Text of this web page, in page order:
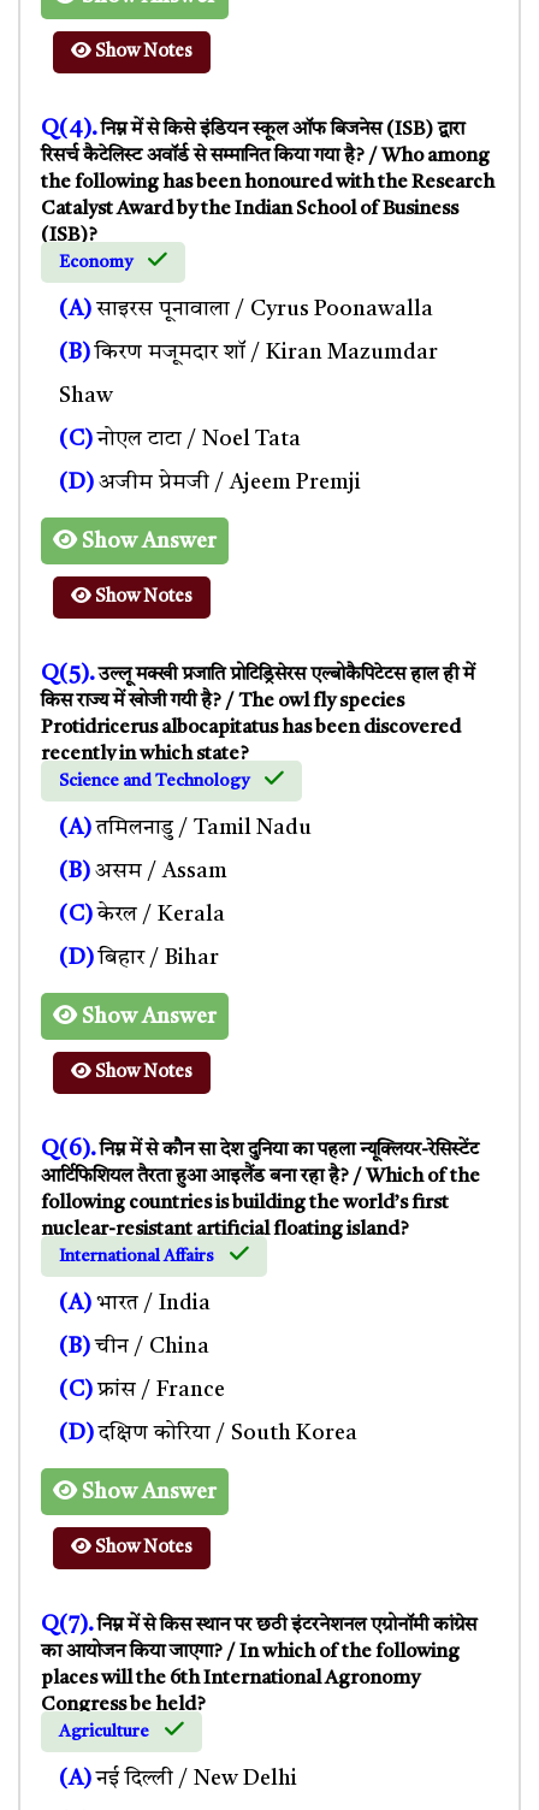
Show Notes
Q(4).निम्न में से किसे इंडियन स्कूल ऑफ बिजनेस (ISB) द्वारा
रिसर्च कैटेलिस्ट अवॉर्ड से सम्मानित किया गया है? / Who among
the following has been honoured with the Research
Catalyst Award by the Indian School of Business
(ISB)?
Economy
(A) साइरस पूनावाला / Cyrus Poonawalla
(B)किरण मजूमदार शॉ / Kiran Mazumdar
Shaw
(C)नोएल टाटा / Noel Tata
(D) अजीम प्रेमजी / Ajeem Premji
Show Answer
Show Notes
Q(5).उल्लू मक्खी प्रजाति प्रोटिड्रिसेरस एल्बोकैपिटेटस हाल ही में
किस राज्य में खोजी गयी है? / The owl fly species
Protidricerus albocapitatus has been discovered
recently in which state?
Science and Technology
(A)तमिलनाडु / Tamil Nadu
(B) असम / Assam
(C)केरल / Kerala
(D)बिहार / Bihar
Show Answer
Show Notes
Q(6).निम्न में से कौन सा देश दुनिया का पहला न्यूक्लियर-रेसिस्टेंट
आर्टिफिशियल तैरता हुआ आइलैंड बना रहा है? / Which of the
following countries is building the world’s first
nuclear-resistant artificial floating island?
International Affairs
(A) भारत / India
(B)चीन / China
(C)फ्रांस / France
(D)दक्षिण कोरिया / South Korea
Show Answer
Show Notes
Q(7).निम्न में से किस स्थान पर छठी इंटरनेशनल एग्रोनॉमी कांग्रेस
का आयोजन किया जाएगा? / In which of the following
places will the 6th International Agronomy
Congress be held?
Agriculture
(A)नई दिल्ली / New Delhi